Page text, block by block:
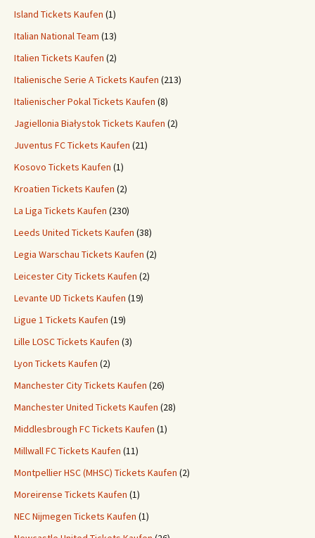
Island Tickets Kaufen (1)
Italian National Team (13)
Italien Tickets Kaufen (2)
Italienische Serie A Tickets Kaufen (213)
Italienischer Pokal Tickets Kaufen (8)
Jagiellonia Białystok Tickets Kaufen (2)
Juventus FC Tickets Kaufen (21)
Kosovo Tickets Kaufen (1)
Kroatien Tickets Kaufen (2)
La Liga Tickets Kaufen (230)
Leeds United Tickets Kaufen (38)
Legia Warschau Tickets Kaufen (2)
Leicester City Tickets Kaufen (2)
Levante UD Tickets Kaufen (19)
Ligue 1 Tickets Kaufen (19)
Lille LOSC Tickets Kaufen (3)
Lyon Tickets Kaufen (2)
Manchester City Tickets Kaufen (26)
Manchester United Tickets Kaufen (28)
Middlesbrough FC Tickets Kaufen (1)
Millwall FC Tickets Kaufen (11)
Montpellier HSC (MHSC) Tickets Kaufen (2)
Moreirense Tickets Kaufen (1)
NEC Nijmegen Tickets Kaufen (1)